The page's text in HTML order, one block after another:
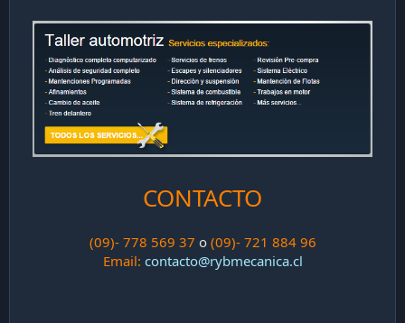
CONTACTO
(09)- 778 569 37 o (09)- 721 884 96
Email: contacto@rybmecanica.cl